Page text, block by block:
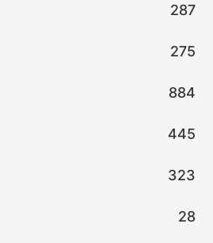
287
275
884
445
323
28